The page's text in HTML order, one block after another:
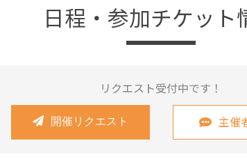
日程・参加チケット
リクエスト受付中です！
開催リクエスト 主催